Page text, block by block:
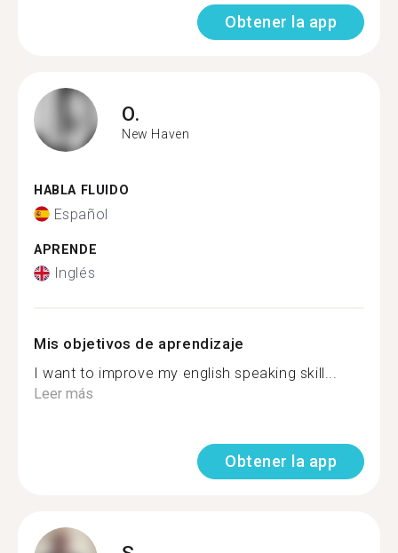
Obtener la app
O.
New Haven
HABLA FLUIDO
Español
APRENDE
Inglés
Mis objetivos de aprendizaje
I want to improve my english speaking skill...
Leer más
Obtener la app